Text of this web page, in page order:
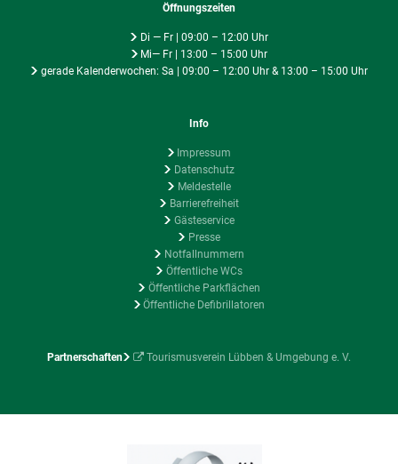
Öffnungszeiten
Di — Fr | 09:00 – 12:00 Uhr
Mi— Fr | 13:00 – 15:00 Uhr
gerade Kalenderwochen: Sa | 09:00 – 12:00 Uhr & 13:00 – 15:00 Uhr
Info
Impressum
Datenschutz
Meldestelle
Barrierefreiheit
Gästeservice
Presse
Notfallnummern
Öffentliche WCs
Öffentliche Parkflächen
Öffentliche Defibrillatoren
Partnerschaften Tourismusverein Lübben & Umgebung e. V.